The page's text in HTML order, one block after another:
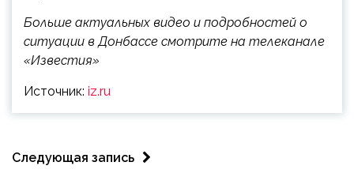
Больше актуальных видео и подробностей о
ситуации в Донбассе смотрите на телеканале
«Известия»
Источник: iz.ru
Следующая запись